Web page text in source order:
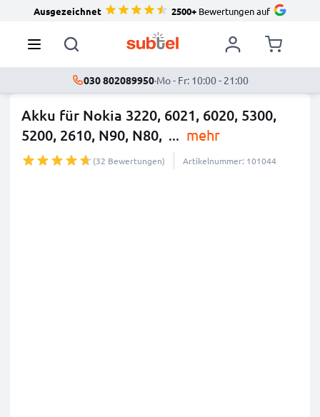
Ausgezeichnet 2500+Bewertungen auf
030 802089950·Mo - Fr: 10:00 - 21:00
Akku für Nokia 3220, 6021, 6020, 5300,
5200, 2610, N90, N80, ... mehr
(32 Bewertungen) Artikelnummer: 101044